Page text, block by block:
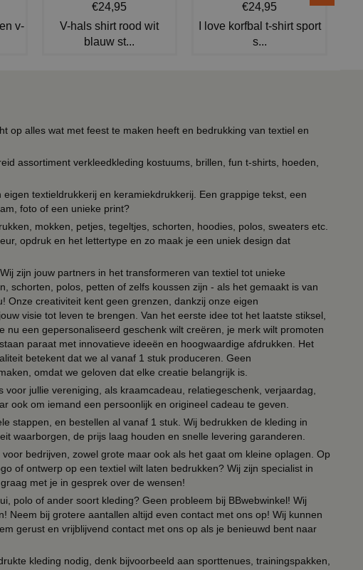
v-
€24,95
V-hals shirt rood wit
blauw st...
€24,95
I love korfbal t-shirt sport
s...
op alles wat met feest te maken heeft en bedrukking van textiel en
assortiment verkleedkleding kostuums, brillen, fun t-shirts, hoeden,
textieldrukkerij en keramiekdrukkerij. Een grappige tekst, een
foto of een unieke print?
mokken, petjes, tegeltjes, schorten, hoodies, polos, sweaters etc.
opdruk en het lettertype en zo maak je een uniek design dat
zijn jouw partners in het transformeren van textiel tot unieke
schorten, polos, petten of zelfs koussen zijn - als het gemaakt is van
Onze creativiteit kent geen grenzen, dankzij onze eigen
visie tot leven te brengen. Van het eerste idee tot het laatste stiksel,
nu een gepersonaliseerd geschenk wilt creëren, je merk wilt promoten
paraat met innovatieve ideeën en hoogwaardige afdrukken. Het
betekent dat we al vanaf 1 stuk produceren. Geen
omdat we geloven dat elke creatie belangrijk is.
voor jullie vereniging, als kraamcadeau, relatiegeschenk, verjaardag,
ook om iemand een persoonlijk en origineel cadeau te geven.
stappen, en bestellen al vanaf 1 stuk. Wij bedrukken de kleding in
waarborgen, de prijs laag houden en snelle levering garanderen.
bedrijven, zowel grote maar ook als het gaat om kleine oplagen. Op
of ontwerp op een textiel wilt laten bedrukken? Wij zijn specialist in
met je in gesprek over de wensen!
polo of ander soort kleding? Geen probleem bij BBwebwinkel! Wij
Neem bij grotere aantallen altijd even contact met ons op! Wij kunnen
gerust en vrijblijvend contact met ons op als je benieuwd bent naar
kleding nodig, denk bijvoorbeeld aan sporttenues, trainingspakken,